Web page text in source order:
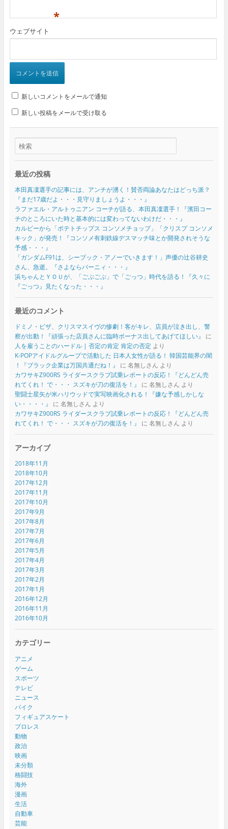
*
ウェブサイト
新しいコメントをメールで通知
新しい投稿をメールで受け取る
最近の投稿
本田真凜選手の記事には、アンチが湧く！賛否両論あなたはどっち派？
『まだ17歳だよ・・・見守りましょうよ・・・』
ラファエル・アルトゥニアン コーチが語る、本田真凜選手！『濱田コー
チのところにいた時と基本的には変わってないわけだ・・・』
カルビーから「ポテトチップス コンソメチョップ」「クリスプ コンソメ
キック」が発売！『コンソメ有刺鉄線デスマッチ味とか開発されそうな
予感・・・』
「ガンダムF91は、シーブック・アノーでいきます！」声優の辻谷耕史
さん、急逝。『さよならバーニィ・・・』
浜ちゃんとＹＯＵが、「ごぶごぶ」で「ごっつ」時代を語る！『久々に
『ごっつ』見たくなった・・・』
最近のコメント
ドミノ・ピザ、クリスマスイヴの惨劇！客がキレ、店員が泣き出し、警
察が出動！『頑張った店員さんに臨時ボーナス出してあげてほしい』
に
人を雇うことのハードル | 否定の肯定 肯定の否定 より
K-POPアイドルグループで活動した 日本人女性が語る！ 韓国芸能界の闇
！『ブラック企業は万国共通だね！』
に 名無しさん より
カワサキZ900RS ライダースクラブ試乗レポートの反応！『どんどん売
れてくれ！ で・・・ スズキが刀の復活を！』
に 名無しさん より
聖闘士星矢が米ハリウッドで実写映画化される！『嫌な予感しかしな
い・・・・』
に 名無しさん より
カワサキZ900RS ライダースクラブ試乗レポートの反応！『どんどん売
れてくれ！ で・・・ スズキが刀の復活を！』
に 名無しさん より
アーカイブ
2018年11月
2018年10月
2017年12月
2017年11月
2017年10月
2017年9月
2017年8月
2017年7月
2017年6月
2017年5月
2017年4月
2017年3月
2017年2月
2017年1月
2016年12月
2016年11月
2016年10月
カテゴリー
アニメ
ゲーム
スポーツ
テレビ
ニュース
バイク
フィギュアスケート
プロレス
動物
政治
映画
未分類
格闘技
海外
漫画
生活
自動車
芸能